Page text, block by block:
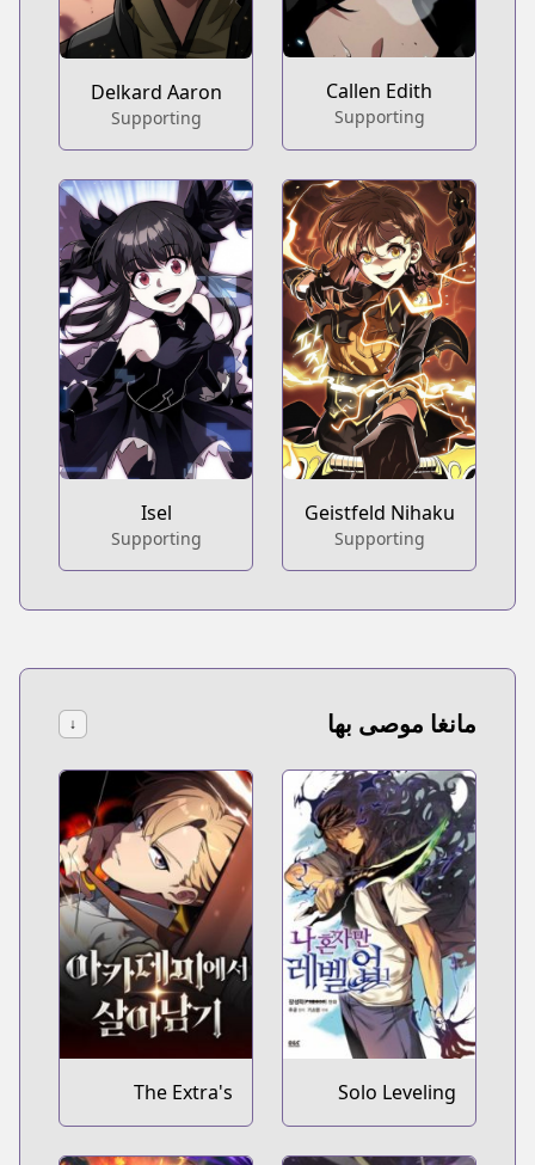
Callen Edith
Supporting
Delkard Aaron
Supporting
Geistfeld Nihaku
Supporting
Isel
Supporting
مانغا موصى بها ↓
Solo Leveling
The Extra's
Academy
Survival Guide